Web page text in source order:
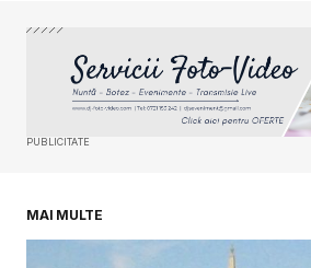
Your E-mail*
PUBLICITATE
MAI MULTE